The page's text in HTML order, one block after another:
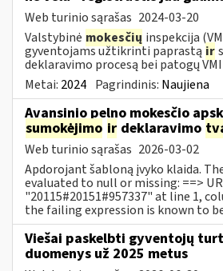
Web turinio sąrašas 2024-03-20
Valstybinė mokesčių inspekcija
gyventojams užtikrinti paprastą ir
deklaravimo procesą bei patogų
Metai: 2024 Pagrindinis: Naujiena
Avansinio pelno mokesčio
sumokėjimo ir deklaravimo
Web turinio sąrašas 2026-03-02
Apdorojant šabloną įvyko klaida.
evaluated to null or missing: ==>
"20115#20151#957337" at line 1,
the failing expression is known to
Viešai paskelbti gyventojų
duomenys už 2025 metus